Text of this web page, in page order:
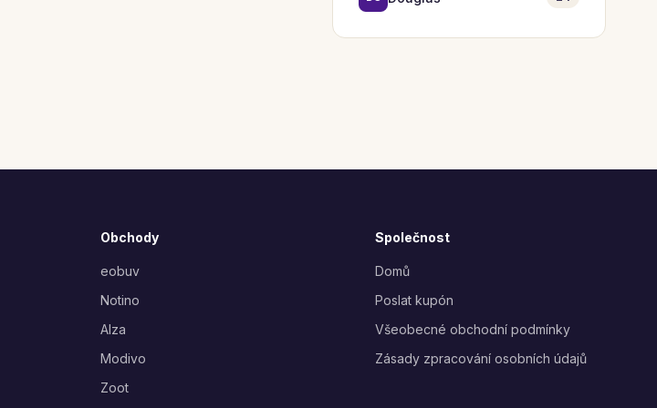
Obchody
eobuv
Notino
Alza
Modivo
Zoot
Společnost
Domů
Poslat kupón
Všeobecné obchodní podmínky
Zásady zpracování osobních údajů